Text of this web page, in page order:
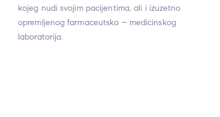
kojeg nudi svojim pacijentima, ali i izuzetno
opremljenog farmaceutsko – medicinskog
laboratorija.